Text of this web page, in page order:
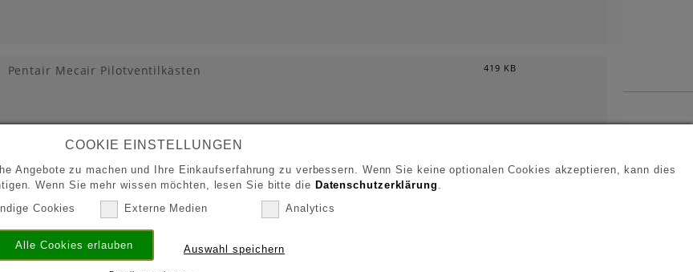
Pentair Mecair Pilotventilkästen 419 KB
COOKIE EINSTELLUNGEN
Angebote zu machen und Ihre Einkaufserfahrung zu verbessern. Wenn Sie keine optionalen Cookies akzeptieren, kann dies
Wenn Sie mehr wissen möchten, lesen Sie bitte die Datenschutzerklärung .
Cookies
Externe Medien Analytics
Alle Cookies erlauben Auswahl speichern